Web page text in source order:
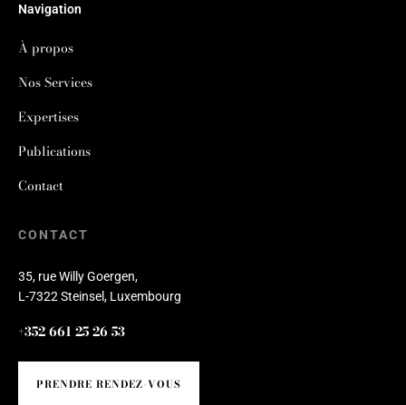
Navigation
À propos
Nos Services
Expertises
Publications
Contact
CONTACT
35, rue Willy Goergen,
L-7322 Steinsel, Luxembourg
+352 661 25 26 53
PRENDRE RENDEZ-VOUS